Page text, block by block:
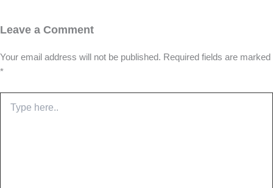
Leave a Comment
Your email address will not be published. Required fields are marked
*
here..